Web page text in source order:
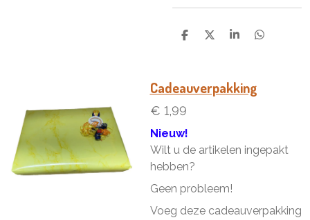
D
D
S
e
D
Cadeauverpakking
€ 1,99
Nieuw!
Wilt u de artikelen ingepakt
hebben?
Geen probleem!
Voeg deze cadeauverpakking